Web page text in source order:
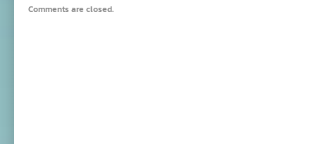
Comments are closed.